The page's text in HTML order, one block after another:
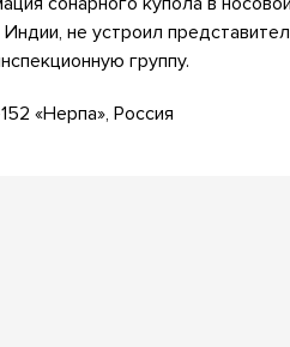
не устроил
группу.
«Нерпа», Россия